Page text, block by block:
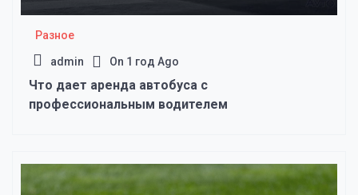
Разное
admin On 1 год Ago
Что дает аренда автобуса с
профессиональным водителем